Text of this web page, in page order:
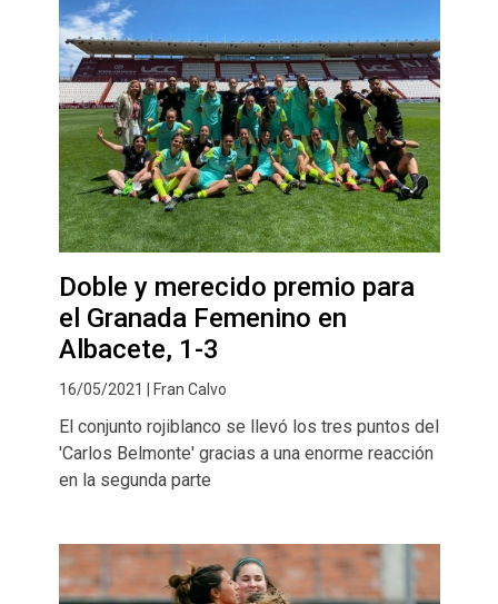
Doble y merecido premio para
el Granada Femenino en
Albacete, 1-3
16/05/2021 | Fran Calvo
El conjunto rojiblanco se llevó los tres puntos del
'Carlos Belmonte' gracias a una enorme reacción
en la segunda parte